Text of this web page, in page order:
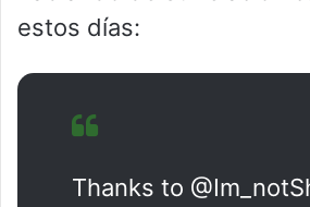
estos días:
Thanks to